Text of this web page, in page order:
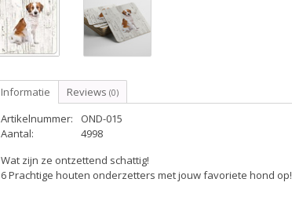
Informatie Reviews (0)
Artikelnummer:
OND-015
Aantal:
4998
Wat zijn ze ontzettend schattig!
6 Prachtige houten onderzetters met jouw favoriete hond op!